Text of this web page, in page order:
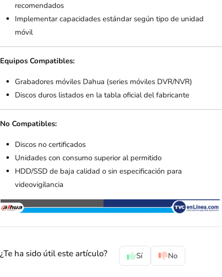
recomendados
Implementar capacidades estándar según tipo de unidad
móvil
Equipos Compatibles:
Grabadores móviles Dahua (series móviles DVR/NVR)
Discos duros listados en la tabla oficial del fabricante
No Compatibles:
Discos no certificados
Unidades con consumo superior al permitido
HDD/SSD de baja calidad o sin especificación para
videovigilancia
¿Te ha sido útil este artículo? Sí No